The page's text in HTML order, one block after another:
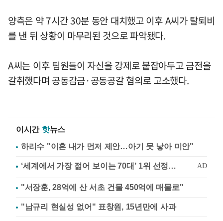
양측은 약 7시간 30분 동안 대치했고 이후 A씨가 탈퇴비
를 낸 뒤 상황이 마무리된 것으로 파악됐다.
A씨는 이후 팀원들이 자신을 강제로 붙잡아두고 금전을
갈취했다며 공동감금·공동공갈 혐의로 고소했다.
이시간 핫뉴스
하리수 "이혼 내가 먼저 제안…아기 못 낳아 미안"
"서장훈, 28억에 산 서초 건물 450억에 매물로"
"남규리 현실성 없어" 표창원, 15년만에 사과